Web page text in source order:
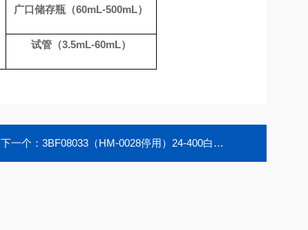
广口储存瓶（60mL-500mL）
试管（3.5mL-60mL）
下一个： 3BF08033（HM-0028停用）24-400白色实心螺纹盖本色PTFE本色硅胶垫片